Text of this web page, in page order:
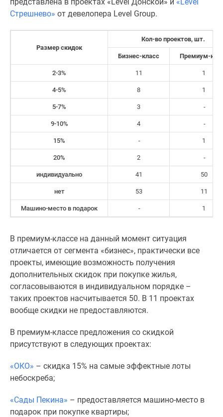
поселки
Коттеджные
ипотеку
Коттеджи
Скидки
Макс
Стрешнево» от девелопера Level Group.
Размер скидок
Кол-во проектов, шт.
Бизнес-класс Премиум-
2-3% 11 1
4-5% 8 1
5-7% 3 -
9-10% 4 -
15% - 1
20% 2 -
индивидуально 41 50
нет 53 11
Машино-место в подарок - 1
В премиум-классе на данный момент ситуация
отличается от сегмента «бизнес», практически все
проекты, имеющие возможность получения
дополнительных скидок при покупке жилья,
согласовываются в индивидуальном порядке –
таких проектов насчитывается 50. В 11 проектах
вообще скидки не предоставляются.
В премиум-классе предложения со скидкой
присутствуют в следующих проектах:
«ОКО» – скидка 15% на самые эффектные лоты
небоскреба;
«Сады Пекина» – предоставляется машино-место в
подарок при покупке квартиры;